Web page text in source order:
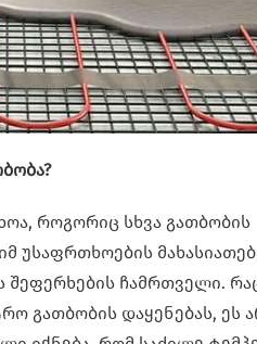
როგორიც სხვა გათბობის
უსაფრთხოების
ჩამრთველი.
გათბობის დაყენებას, ეს